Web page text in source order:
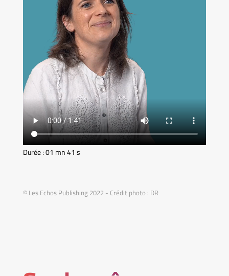
Durée : 01 mn 41 s
© Les Echos Publishing 2022 - Crédit photo : DR